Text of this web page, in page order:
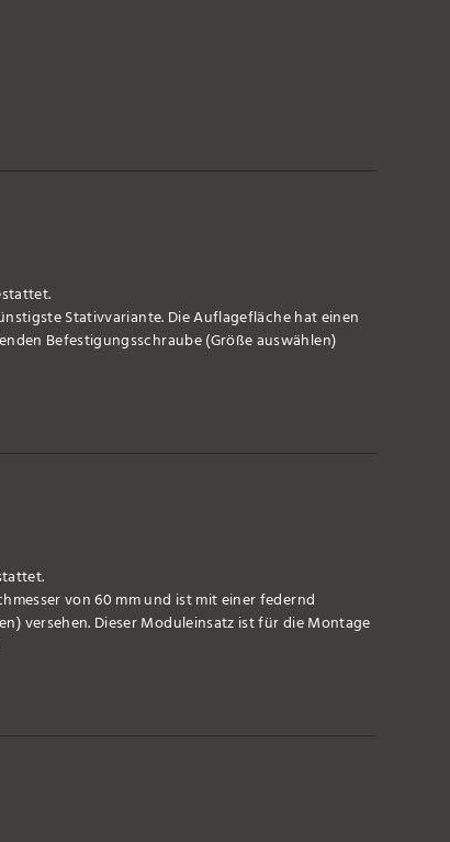
Stativvariante. Die Auflagefläche hat einen
Befestigungsschraube (Größe auswählen)
von 60 mm und ist mit einer federnd
versehen. Dieser Moduleinsatz ist für die Montage